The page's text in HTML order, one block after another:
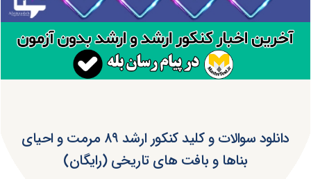
دانلود سوالات و کلید کنکور ارشد ۸۹ مرمت و احیای
بناها و بافت های تاریخی (رایگان)